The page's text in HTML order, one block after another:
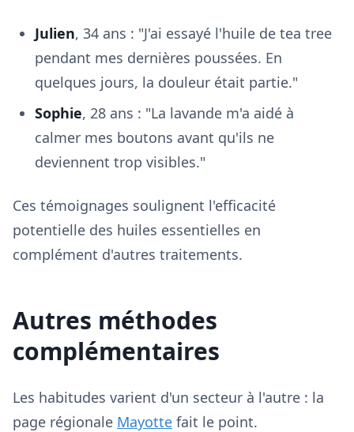
Julien, 34 ans : "J'ai essayé l'huile de tea tree
pendant mes dernières poussées. En
quelques jours, la douleur était partie."
Sophie, 28 ans : "La lavande m'a aidé à
calmer mes boutons avant qu'ils ne
deviennent trop visibles."
Ces témoignages soulignent l'efficacité
potentielle des huiles essentielles en
complément d'autres traitements.
Autres méthodes
complémentaires
Les habitudes varient d'un secteur à l'autre : la
page régionale Mayotte fait le point.